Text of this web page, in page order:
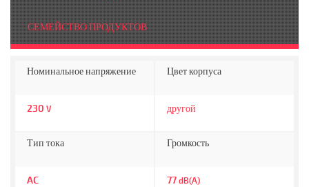
СЕМЕЙСТВО ПРОДУКТОВ
Номинальное напряжение
230 V
Цвет корпуса
другой
Тип тока
AC
Громкость
77 dB(A)